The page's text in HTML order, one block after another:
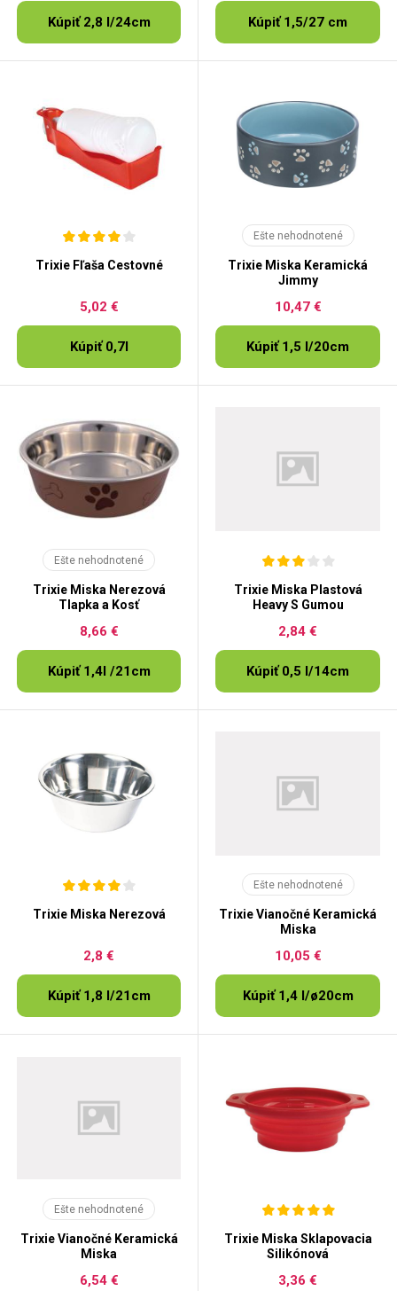
Kúpiť 2,8 l/24cm Kúpiť 1,5/27 cm
Trixie Fľaša Cestovné
5,02 €
Kúpiť 0,7l
Ešte nehodnotené
Trixie Miska Keramická
Jimmy
10,47 €
Kúpiť 1,5 l/20cm
Ešte nehodnotené
Trixie Miska Nerezová
Tlapka a Kosť
8,66 €
Kúpiť 1,4l /21cm
Trixie Miska Plastová
Heavy S Gumou
2,84 €
Kúpiť 0,5 l/14cm
Trixie Miska Nerezová
2,8 €
Kúpiť 1,8 l/21cm
Ešte nehodnotené
Trixie Vianočné Keramická
Miska
10,05 €
Kúpiť 1,4 l/ø20cm
Ešte nehodnotené
Trixie Vianočné Keramická
Miska
6,54 €
Trixie Miska Sklapovacia
Silikónová
3,36 €